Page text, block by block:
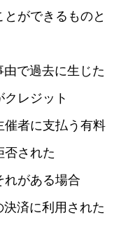
ができるものと
過去に生じた
レジット
に支払う有料
否された
ある場合
に利用された